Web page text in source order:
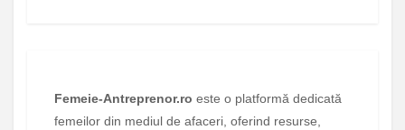
Femeie-Antreprenor.ro este o platformă dedicată
femeilor din mediul de afaceri, oferind resurse,